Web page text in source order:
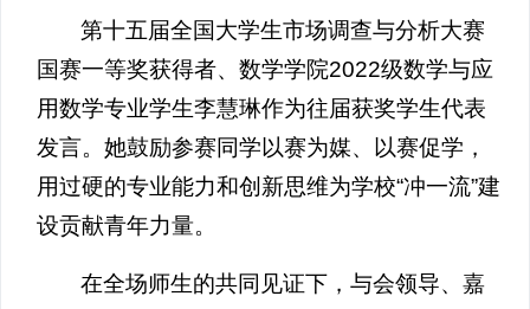
第十五届全国大学生市场调查与分析大赛
国赛一等奖获得者、数学学院2022级数学与应
用数学专业学生李慧琳作为往届获奖学生代表
发言。她鼓励参赛同学以赛为媒、以赛促学，
用过硬的专业能力和创新思维为学校“冲一流”建
设贡献青年力量。
在全场师生的共同见证下，与会领导、嘉